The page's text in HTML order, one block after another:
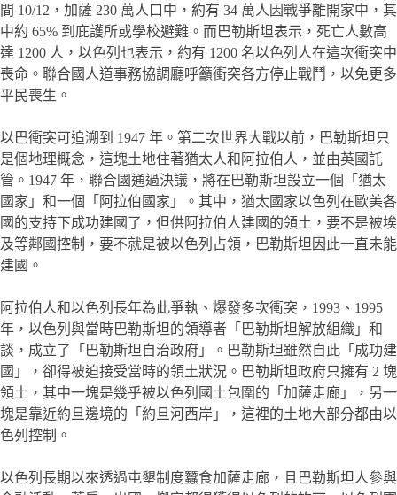
間 10/12，加薩 230 萬人口中，約有 34 萬人因戰爭離開家中，其
中約 65% 到庇護所或學校避難。而巴勒斯坦表示，死亡人數高
達 1200 人，以色列也表示，約有 1200 名以色列人在這次衝突中
喪命。聯合國人道事務協調廳呼籲衝突各方停止戰鬥，以免更多
平民喪生。
以巴衝突可追溯到 1947 年。第二次世界大戰以前，巴勒斯坦只
是個地理概念，這塊土地住著猶太人和阿拉伯人，並由英國託
管。1947 年，聯合國通過決議，將在巴勒斯坦設立一個「猶太
國家」和一個「阿拉伯國家」。其中，猶太國家以色列在歐美各
國的支持下成功建國了，但供阿拉伯人建國的領土，要不是被埃
及等鄰國控制，要不就是被以色列占領，巴勒斯坦因此一直未能
建國。
阿拉伯人和以色列長年為此爭執、爆發多次衝突，1993、1995
年，以色列與當時巴勒斯坦的領導者「巴勒斯坦解放組織」和
談，成立了「巴勒斯坦自治政府」。巴勒斯坦雖然自此「成功建
國」，卻得被迫接受當時的領土狀況。巴勒斯坦政府只擁有 2 塊
領土，其中一塊是幾乎被以色列國土包圍的「加薩走廊」，另一
塊是靠近約旦邊境的「約旦河西岸」，這裡的土地大部分都由以
色列控制。
以色列長期以來透過屯墾制度蠶食加薩走廊，且巴勒斯坦人參與